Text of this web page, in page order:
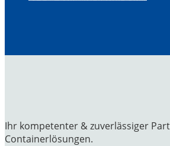
Ihr kompetenter & zuverlässiger
Containerlösungen.